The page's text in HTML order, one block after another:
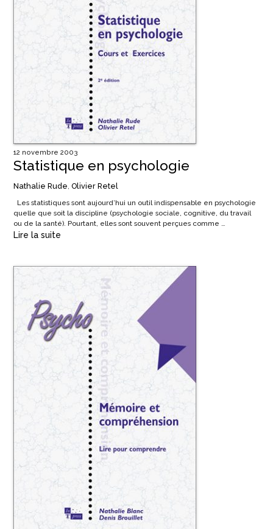
12 novembre 2003
Statistique en psychologie
Nathalie Rude, Olivier Retel
Les statistiques sont aujourd’hui un outil indispensable en psychologie
quelle que soit la discipline (psychologie sociale, cognitive, du travail
ou de la santé). Pourtant, elles sont souvent perçues comme …
Lire la suite